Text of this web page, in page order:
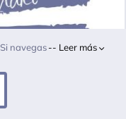
–
navegas-- Leer más